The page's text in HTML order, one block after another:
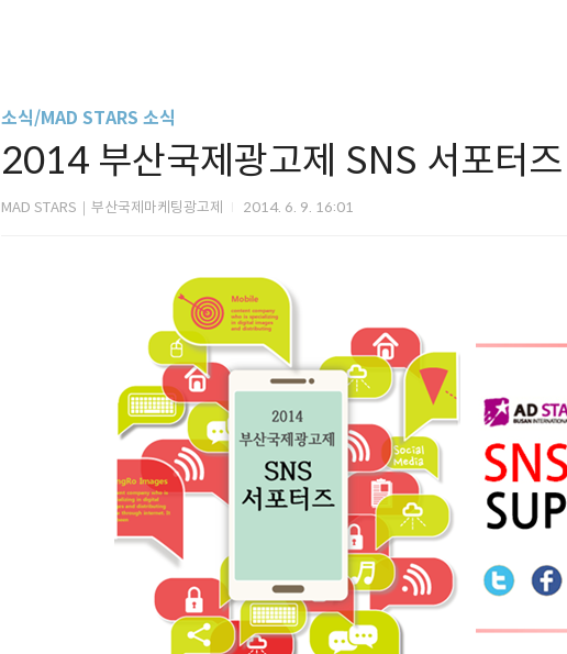
소식/MAD STARS 소식
2014 부산국제광고제 SNS 서포터
MAD STARS｜부산국제마케팅광고제 2014. 6. 9. 16:01